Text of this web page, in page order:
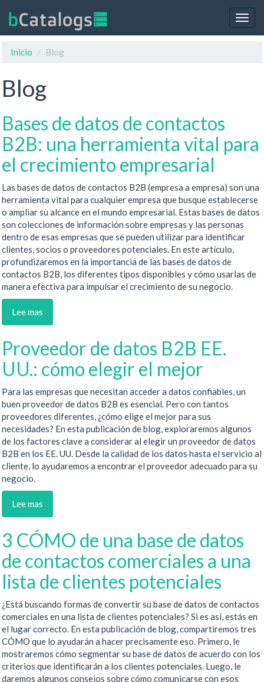
Inicio
Blog
Blog
Bases de datos de contactos
B2B: una herramienta vital para
el crecimiento empresarial
Las bases de datos de contactos B2B (empresa a empresa) son una
herramienta vital para cualquier empresa que busque establecerse
o ampliar su alcance en el mundo empresarial. Estas bases de datos
son colecciones de información sobre empresas y las personas
dentro de esas empresas que se pueden utilizar para identificar
clientes, socios o proveedores potenciales. En este artículo,
profundizaremos en la importancia de las bases de datos de
contactos B2B, los diferentes tipos disponibles y cómo usarlas de
manera efectiva para impulsar el crecimiento de su negocio.
Lee mas
Proveedor de datos B2B EE.
UU.: cómo elegir el mejor
Para las empresas que necesitan acceder a datos confiables, un
buen proveedor de datos B2B es esencial. Pero con tantos
proveedores diferentes, ¿cómo elige el mejor para sus
necesidades? En esta publicación de blog, exploraremos algunos
de los factores clave a considerar al elegir un proveedor de datos
B2B en los EE. UU. Desde la calidad de los datos hasta el servicio al
cliente, lo ayudaremos a encontrar el proveedor adecuado para su
negocio.
Lee mas
3 CÓMO de una base de datos
de contactos comerciales a una
lista de clientes potenciales
¿Está buscando formas de convertir su base de datos de contactos
comerciales en una lista de clientes potenciales? Si es así, estás en
el lugar correcto. En esta publicación de blog, compartiremos tres
CÓMO que lo ayudarán a hacer precisamente eso. Primero, le
mostraremos cómo segmentar su base de datos de acuerdo con los
criterios que identificarán a los clientes potenciales. Luego, le
daremos algunos consejos sobre cómo comunicarse con esos